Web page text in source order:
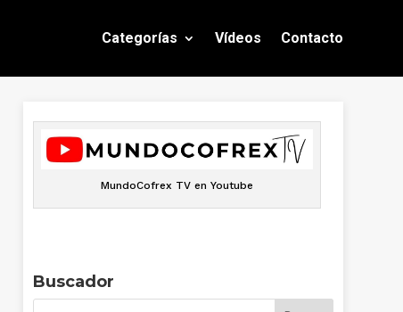
Categorías Vídeos Contacto
MundoCofrex TV en Youtube
Buscador